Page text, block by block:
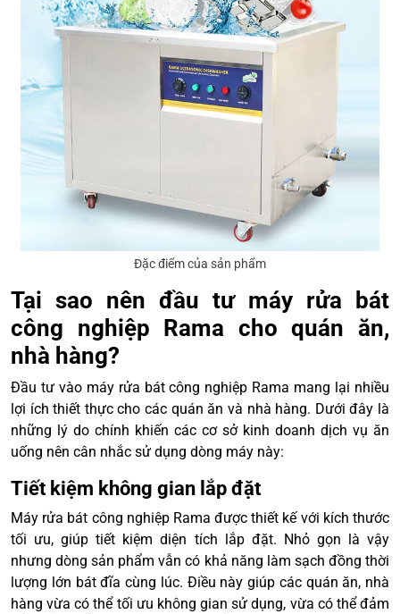
Đặc điểm của sản phẩm
Tại sao nên đầu tư máy rửa bát
công nghiệp Rama cho quán ăn,
nhà hàng?
Đầu tư vào máy rửa bát công nghiệp Rama mang lại nhiều
lợi ích thiết thực cho các quán ăn và nhà hàng. Dưới đây là
những lý do chính khiến các cơ sở kinh doanh dịch vụ ăn
uống nên cân nhắc sử dụng dòng máy này:
Tiết kiệm không gian lắp đặt
Máy rửa bát công nghiệp Rama được thiết kế với kích thước
tối ưu, giúp tiết kiệm diện tích lắp đặt. Nhỏ gọn là vậy
nhưng dòng sản phẩm vẫn có khả năng làm sạch đồng thời
lượng lớn bát đĩa cùng lúc. Điều này giúp các quán ăn, nhà
hàng vừa có thể tối ưu không gian sử dụng, vừa có thể đảm